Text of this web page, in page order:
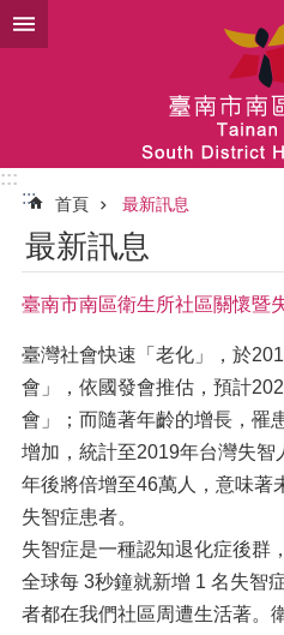
跳到主要內容區塊
:::
:::
首頁 最新訊息
最新訊息
臺南市南區衛生所社區關懷暨
臺灣社會快速「老化」，於
會」，依國發會推估，預計
會」；而隨著年齡的增長，罹
增加，統計至2019年台灣失
年後將倍增至46萬人，意味著
失智症患者。
失智症是一種認知退化症後群
全球每 3秒鐘就新增 1 名失智
者都在我們社區周遭生活著。